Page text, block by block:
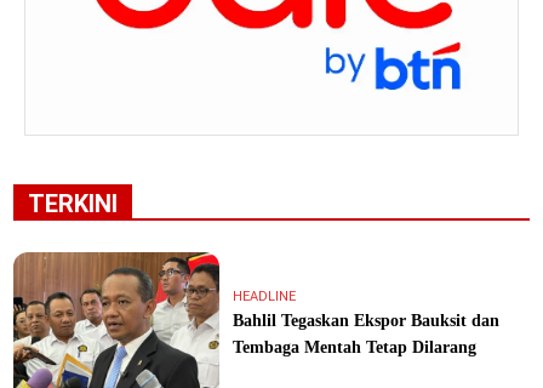
TERKINI
HEADLINE
Bahlil Tegaskan Ekspor Bauksit dan
Tembaga Mentah Tetap Dilarang